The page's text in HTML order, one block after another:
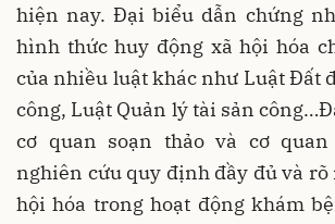
hiện nay. Đại biểu dẫn chứng
hình thức huy động xã hội hóa
của nhiều luật khác như Luật Đất
công, Luật Quản lý tài sản
cơ quan soạn thảo và cơ
nghiên cứu quy định đầy đủ và rõ
hội hóa trong hoạt động khám